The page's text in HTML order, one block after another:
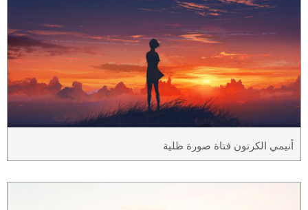
أنيمي الكرتون فتاة صورة ظلية